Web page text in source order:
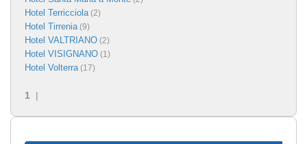
Hotel Terricciola(2)
Hotel Tirrenia(9)
Hotel VALTRIANO (2)
Hotel VISIGNANO (1)
Hotel Volterra(17)
1 |